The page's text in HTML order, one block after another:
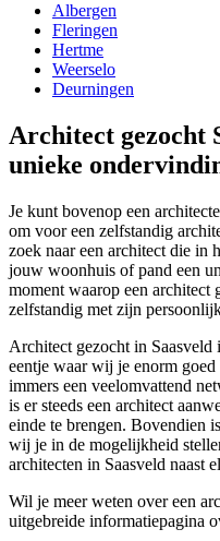
Albergen
Fleringen
Hertme
Weerselo
Deurningen
Architect gezocht
unieke
Je kunt bovenop een
om voor een zelfstandig
zoek naar een architect die in
jouw woonhuis of pand een
moment waarop een architect
zelfstandig met zijn
Architect gezocht in Saasveld
eentje waar wij je enorm
immers een veelomvattend
is er steeds een architect
einde te brengen. Bovendien
wij je in de mogelijkheid
architecten in Saasveld naast
Wil je meer weten over een
uitgebreide informatiepagina